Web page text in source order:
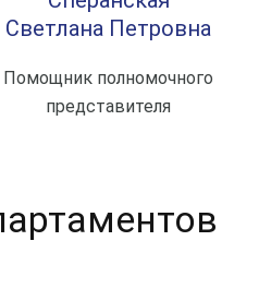
Светлана Петровна
Помощник полномочного
представителя